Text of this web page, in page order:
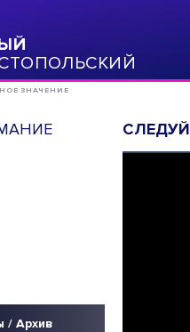
ЗНАЧЕНИЕ
/ Архив
СЛЕДУЙ